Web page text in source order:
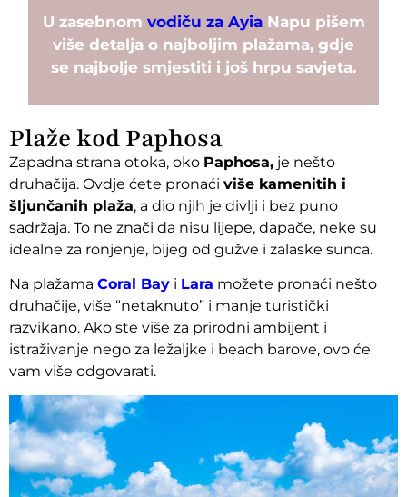
U zasebnom vodiču za AyiaNapu pišem
više detalja o najboljim plažama, gdje
se najbolje smjestiti i još hrpu savjeta.
Plaže kod Paphosa
Zapadna strana otoka, oko Paphosa, je nešto
druhačija. Ovdje ćete pronaći više kamenitih i
šljunčanih plaža, a dio njih je divlji i bez puno
sadržaja. To ne znači da nisu lijepe, dapače, neke su
idealne za ronjenje, bijeg od gužve i zalaske sunca.
Na plažama Coral Bay i Lara možete pronaći nešto
druhačije, više “netaknuto” i manje turistički
razvikano. Ako ste više za prirodni ambijent i
istraživanje nego za ležaljke i beach barove, ovo će
vam više odgovarati.